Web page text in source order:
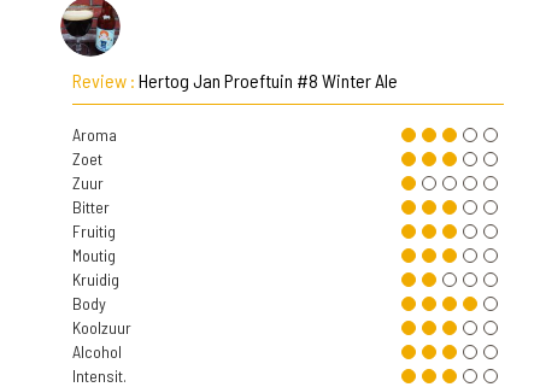
Review : Hertog Jan Proeftuin #8 Winter Ale
Aroma
Zoet
Zuur
Bitter
Fruitig
Moutig
Kruidig
Body
Koolzuur
Alcohol
Intensit.